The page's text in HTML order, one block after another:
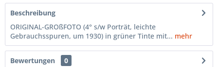
Beschreibung
ORIGINAL-GROßFOTO (4° s/w Porträt, leichte
Gebrauchsspuren, um 1930) in grüner Tinte mit... mehr
Bewertungen
0